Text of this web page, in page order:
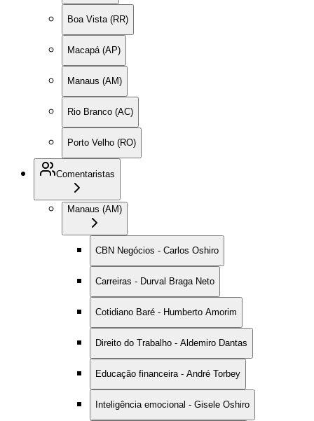
Boa Vista (RR)
Macapá (AP)
Manaus (AM)
Rio Branco (AC)
Porto Velho (RO)
Comentaristas
Manaus (AM)
CBN Negócios - Carlos Oshiro
Carreiras - Durval Braga Neto
Cotidiano Baré - Humberto Amorim
Direito do Trabalho - Aldemiro Dantas
Educação financeira - André Torbey
Inteligência emocional - Gisele Oshiro